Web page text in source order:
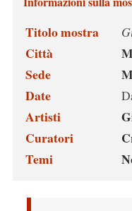
Titolo mostra
Città
Sede
Date
Artisti
Curatori
Temi